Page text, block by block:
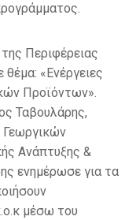
Περιφέρειας
«Ενέργειες
Προϊόντων».
Ταβουλάρης,
Ανάπτυξης &
ενημέρωσε για τα
μέσω του